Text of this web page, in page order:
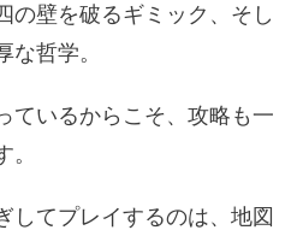
の壁を破るギミック、そし
哲学。
ているからこそ、攻略も一
してプレイするのは、地図